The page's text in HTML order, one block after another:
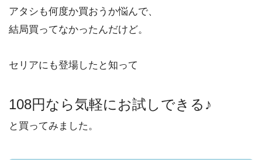
アタシも何度か買おうか悩んで、
結局買ってなかったんだけど。
セリアにも登場したと知って
108円なら気軽にお試しできる♪
と買ってみました。